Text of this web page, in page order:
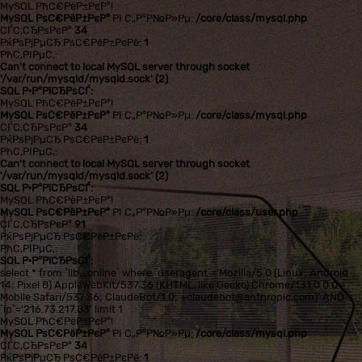
MySQL РћС€РёР±РєР°!
MySQL РѕС€РёР±РєР° РІ С„Р°Р№Р»Рµ: /core/class/mysql.php
СЃС‚СЂРѕРєР° 34
РќРѕРјРµСЂ РѕС€РёР±РєРё: 1
РћС‚РІРµС‚:
Can't connect to local MySQL server through socket
'/var/run/mysqld/mysqld.sock' (2)
SQL Р·Р°РїСЂРѕСЃ:
MySQL РћС€РёР±РєР°!
MySQL РѕС€РёР±РєР° РІ С„Р°Р№Р»Рµ: /core/class/mysql.php
СЃС‚СЂРѕРєР° 34
РќРѕРјРµСЂ РѕС€РёР±РєРё: 1
РћС‚РІРµС‚:
Can't connect to local MySQL server through socket
'/var/run/mysqld/mysqld.sock' (2)
SQL Р·Р°РїСЂРѕСЃ:
MySQL РћС€РёР±РєР°!
MySQL РѕС€РёР±РєР° РІ С„Р°Р№Р»Рµ: /core/class/user.php
СЃС‚СЂРѕРєР° 91
РќРѕРјРµСЂ РѕС€РёР±РєРё:
РћС‚РІРµС‚:
SQL Р·Р°РїСЂРѕСЃ:
select * from `lib_online` where `useragent`='Mozilla/5.0 (Linux; Android
14; Pixel 8) AppleWebKit/537.36 (KHTML, like Gecko) Chrome/131.0.0.0
Mobile Safari/537.36; ClaudeBot/1.0; +claudebot@anthropic.com)' AND
`ip`='216.73.217.83' limit 1
MySQL РћС€РёР±РєР°!
MySQL РѕС€РёР±РєР° РІ С„Р°Р№Р»Рµ:/core/class/mysql.php
СЃС‚СЂРѕРєР°34
РќРѕРјРµСЂ РѕС€РёР±РєРё: 1